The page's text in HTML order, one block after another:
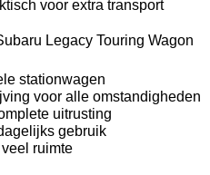
voor extra transport
Legacy Touring Wagon
stationwagen
voor alle omstandigheden
uitrusting
gebruik
ruimte